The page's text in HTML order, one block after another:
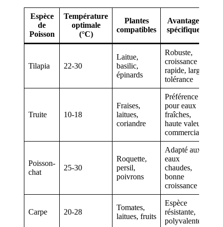
Espèce
de
Poisson
Température
optimale
(°C)
Plantes
compatibles
Avantages
spécifiques
Tilapia 22-30
Laitue,
basilic,
épinards
Robuste,
croissance
rapide, large
tolérance
Truite 10-18
Fraises,
laitues,
coriandre
Préférence
pour eaux
fraîches,
haute valeur
commerciale
Poisson-
chat
25-30
Roquette,
persil,
poivrons
Adapté aux
eaux
chaudes,
bonne
croissance
Carpe 20-28
Tomates,
laitues, fruits
Espèce
résistante,
polyvalente